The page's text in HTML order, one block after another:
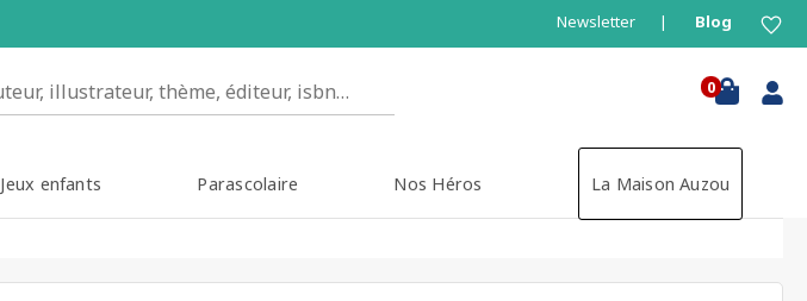
Newsletter Blog
0
Jeux enfants Parascolaire Nos Héros La Maison Auzou